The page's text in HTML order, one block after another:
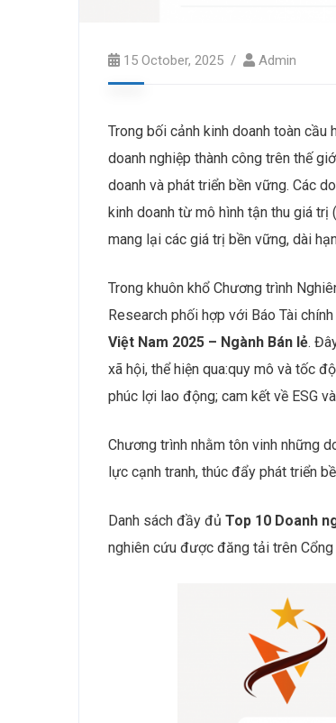
15 October, 2025 Admin
Trong bối cảnh kinh doanh toàn cầu
doanh nghiệp thành công trên thế
doanh và phát triển bền vững. Các
kinh doanh từ mô hình tận thu giá
mang lại các giá trị bền vững, dài
Trong khuôn khổ Chương trình
Research phối hợp với Báo Tài
Việt Nam 2025 – Ngành Bán lẻ.
xã hội, thể hiện qua:quy mô và tốc
phúc lợi lao động; cam kết về ESG
Chương trình nhằm tôn vinh những
lực cạnh tranh, thúc đẩy phát triển
Danh sách đầy đủ Top 10 Doanh
nghiên cứu được đăng tải trên